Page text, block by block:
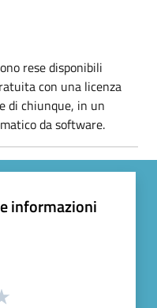
rese disponibili
con una licenza
di chiunque, in un
da software.
informazioni